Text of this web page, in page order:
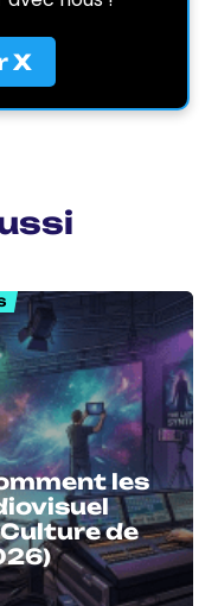
X
les
de